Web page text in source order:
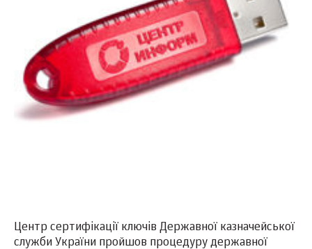
Центр сертифікації ключів Державної казначейської
служби України пройшов процедуру державної